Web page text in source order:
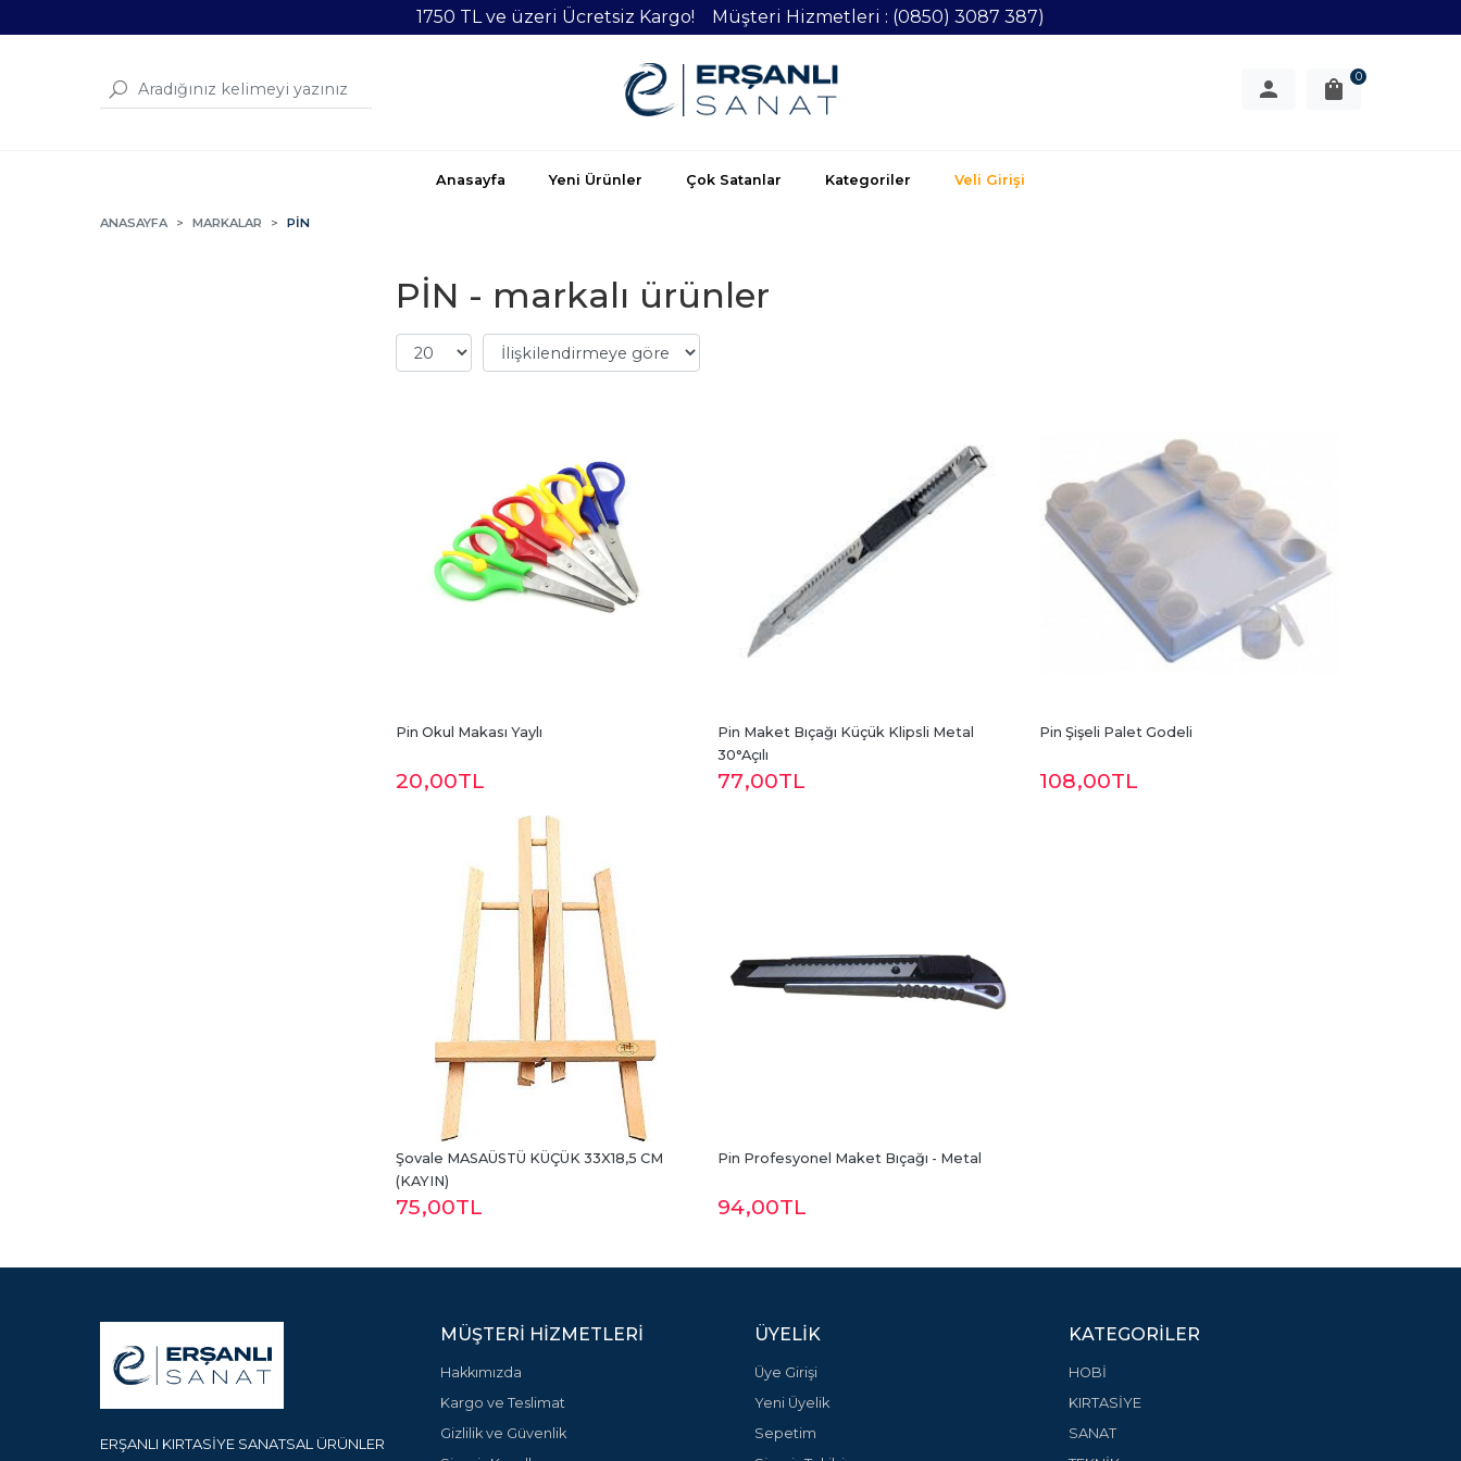
1750 TL ve üzeri Ücretsiz Kargo! Müşteri Hizmetleri : (0850) 3087 387)
0
Anasayfa Yeni Ürünler Çok Satanlar Kategoriler Veli Girişi
ANASAYFA MARKALAR PİN
PİN - markalı ürünler
Pin Okul Makası Yaylı
20,00TL
Pin Maket Bıçağı Küçük Klipsli Metal
30°Açılı
77,00TL
Pin Şişeli Palet Godeli
108,00TL
Şovale MASAÜSTÜ KÜÇÜK 33X18,5 CM
(KAYIN)
75,00TL
Pin Profesyonel Maket Bıçağı - Metal
94,00TL
ERŞANLI KIRTASİYE SANATSAL ÜRÜNLER
MÜŞTERI HIZMETLERI
Hakkımızda
Kargo ve Teslimat
Gizlilik ve Güvenlik
ÜYELIK
Üye Girişi
Yeni Üyelik
Sepetim
KATEGORILER
HOBİ
KIRTASİYE
SANAT